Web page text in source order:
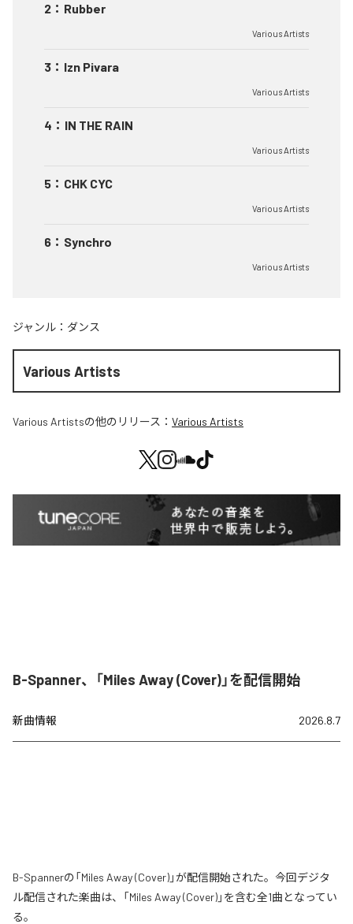
2 ： Rubber
Various Artists
3 ： Izn Pivara
Various Artists
4 ： IN THE RAIN
Various Artists
5 ： CHK CYC
Various Artists
6 ： Synchro
Various Artists
ジャンル： ダンス
Various Artists
Various Artistsの他のリリース： Various Artists
B-Spanner、「Miles Away (Cover)」を配信開始
新曲情報 2026.8.7
B-Spannerの「Miles Away (Cover)」が配信開始された。今回デジタ
ル配信された楽曲は、「Miles Away (Cover)」を含む全1曲となってい
る。